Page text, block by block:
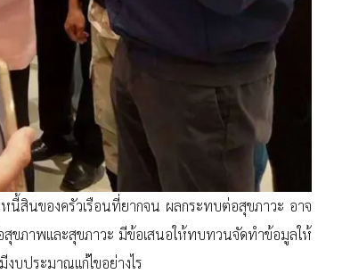
นี้สินของครัวเรือนที่ยากจน ผลกระทบต่อสุขภาวะ อาจ
สุขภาพและสุขภาวะ มีข้อเสนอให้ทบทวนจัดทำข้อมูลให้
บประมาณแก้ไขอย่างไร